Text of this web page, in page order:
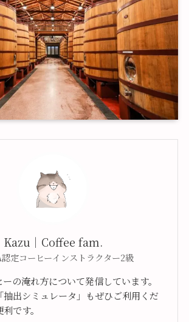
Kazu｜Coffee fam.
認定コーヒーインストラクター2級
の淹れ方について発信しています。
抽出シミュレータ」もぜひご利用くだ
です。